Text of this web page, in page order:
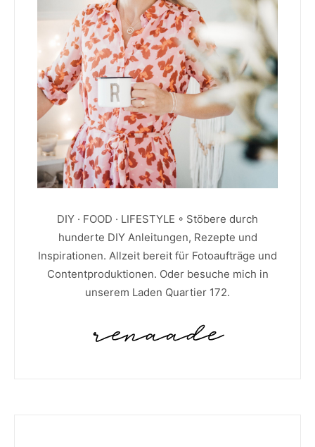
DIY · FOOD · LIFESTYLE ◦ Stöbere durch
hunderte DIY Anleitungen, Rezepte und
Inspirationen. Allzeit bereit für Fotoaufträge und
Contentproduktionen. Oder besuche mich in
unserem Laden Quartier 172.